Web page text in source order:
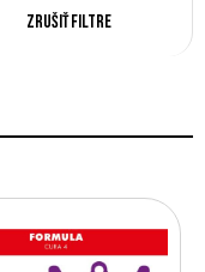
Zrušiť filtre